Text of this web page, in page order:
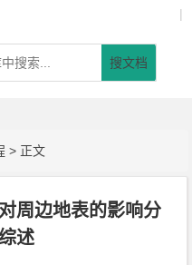
|
搜文档
> 正文
周边地表的影响分
述